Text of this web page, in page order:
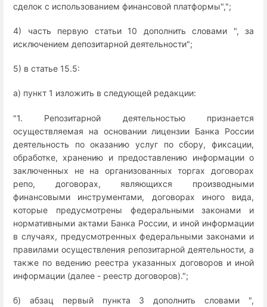
сделок с использованием финансовой платформы",";
4) часть первую статьи 10 дополнить словами ", за
исключением депозитарной деятельности";
5) в статье 15.5:
а) пункт 1 изложить в следующей редакции:
"1. Репозитарной деятельностью признается
осуществляемая на основании лицензии Банка России
деятельность по оказанию услуг по сбору, фиксации,
обработке, хранению и предоставлению информации о
заключенных не на организованных торгах договорах
репо, договорах, являющихся производными
финансовыми инструментами, договорах иного вида,
которые предусмотрены федеральными законами и
нормативными актами Банка России, и иной информации
в случаях, предусмотренных федеральными законами и
правилами осуществления репозитарной деятельности, а
также по ведению реестра указанных договоров и иной
информации (далее - реестр договоров).";
б) абзац первый пункта 3 дополнить словами ",